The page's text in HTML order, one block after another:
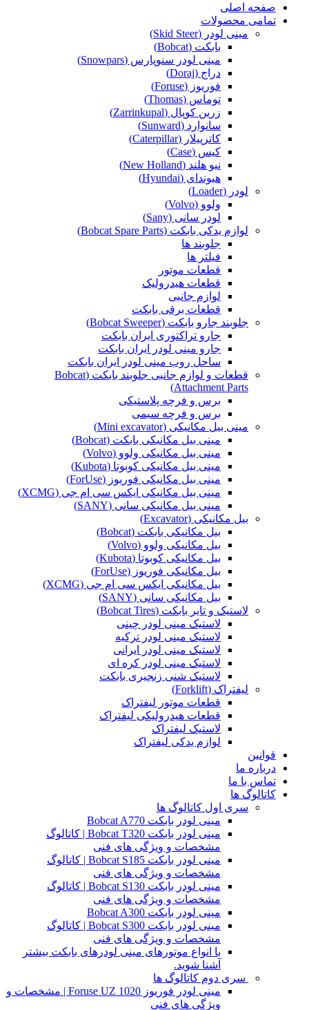
صفحه اصلی
تمامی محصولات
مینی لودر (Skid Steer)
بابکت (Bobcat)
مینی لودر سنوپارس (Snowpars)
دراج (Doraj)
فوریوز (Foruse)
توماس (Thomas)
زرین کوپال (Zarrinkupal)
سانوارد (Sunward)
کاترپیلار (Caterpillar)
کیس (Case)
نیو هلند (New Holland)
هیوندای (Hyundai)
لودر (Loader)
ولوو (Volvo)
لودر سانی (Sany)
لوازم یدکی بابکت (Bobcat Spare Parts)
جلوبند ها
فیلتر ها
قطعات موتور
قطعات هیدرولیک
لوازم جانبی
قطعات برقی بابکت
جلوبند جارو بابکت (Bobcat Sweeper)
جارو تراکتوری ایران بابکت
جارو مینی لودر ایران بابکت
ساحل روب مینی لودر ایران بابکت
قطعات و لوازم جانبی جلوبند بابکت (Bobcat
Attachment Parts)
برس و فرچه پلاستیکی
برس و فرچه سیمی
مینی بیل مکانیکی (Mini excavator)
مینی بیل مکانیکی بابکت (Bobcat)
مینی بیل مکانیکی ولوو (Volvo)
مینی بیل مکانیکی کوبوتا (Kubota)
مینی بیل مکانیکی فوریوز (ForUse)
مینی بیل مکانیکی ایکس سی ام جی (XCMG)
مینی بیل مکانیکی سانی (SANY)
بیل مکانیکی (Excavator)
بیل مکانیکی بابکت (Bobcat)
بیل مکانیکی ولوو (Volvo)
بیل مکانیکی کوبوتا (Kubota)
بیل مکانیکی فوریوز (ForUse)
بیل مکانیکی ایکس سی ام جی (XCMG)
بیل مکانیکی سانی (SANY)
لاستیک و تایر بابکت (Bobcat Tires)
لاستیک مینی لودر چینی
لاستیک مینی لودر ترکیه
لاستیک مینی لودر ایرانی
لاستیک مینی لودر کره ای
لاستیک شنی زنجیری بابکت
لیفتراک (Forklift)
قطعات موتور لیفتراک
قطعات هیدرولیکی لیفتراک
لاستیک لیفتراک
لوازم یدکی لیفتراک
قوانین
درباره ما
تماس با ما
کاتالوگ ها
سری اول کاتالوگ ها
مینی لودر بابکت Bobcat A770
مینی لودر بابکت Bobcat T320 | کاتالوگ
مشخصات و ویژگی های فنی
مینی لودر بابکت Bobcat S185 | کاتالوگ
مشخصات و ویژگی های فنی
مینی لودر بابکت Bobcat S130 | کاتالوگ
مشخصات و ویژگی های فنی
مینی لودر بابکت Bobcat A300
مینی لودر بابکت Bobcat S300 | کاتالوگ
مشخصات و ویژگی های فنی
با انواع موتورهای مینی لودرهای بابکت بیشتر
آشنا شوید.
سری دوم کاتالوگ ها
مینی لودر فوریوز Foruse UZ 1020 | مشخصات و
ویژگی های فنی